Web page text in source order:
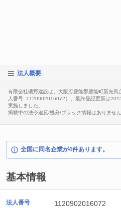
法人概要
有限会社磯野建設は、大阪府豊能郡豊能町新光
人番号: 1120902016072）。最終登記更新は
実施しました。
掲載中の法令違反/処分/ブラック情報はありません
全国に同名企業が4件あります。
基本情報
法人番号 1120902016072